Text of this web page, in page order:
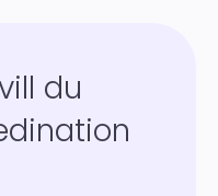
du